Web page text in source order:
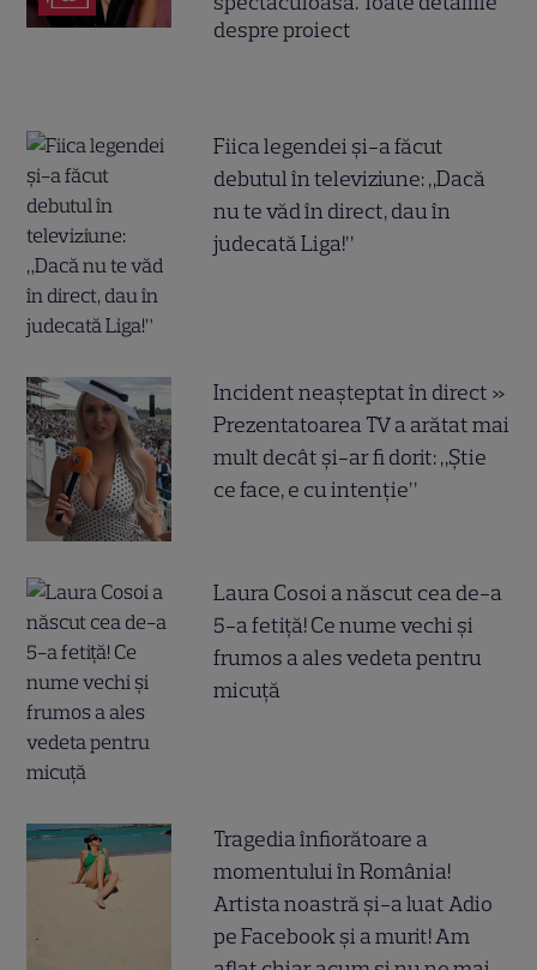
despre proiect
Fiica legendei și-a făcut
debutul în televiziune: „Dacă
nu te văd în direct, dau în
judecată Liga!”
Incident neașteptat în direct »
Prezentatoarea TV a arătat mai
mult decât și-ar fi dorit: „Știe
ce face, e cu intenție”
Laura Cosoi a născut cea de-a
5-a fetiță! Ce nume vechi și
frumos a ales vedeta pentru
micuță
Tragedia înfiorătoare a
momentului în România!
Artista noastră și-a luat Adio
pe Facebook și a murit! Am